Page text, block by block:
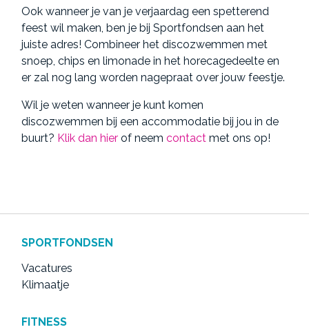
Ook wanneer je van je verjaardag een spetterend
feest wil maken, ben je bij Sportfondsen aan het
juiste adres! Combineer het discozwemmen met
snoep, chips en limonade in het horecagedeelte en
er zal nog lang worden nagepraat over jouw feestje.
Wil je weten wanneer je kunt komen
discozwemmen bij een accommodatie bij jou in de
buurt? Klik dan hier of neemcontactmet ons op!
SPORTFONDSEN
Vacatures
Klimaatje
FITNESS